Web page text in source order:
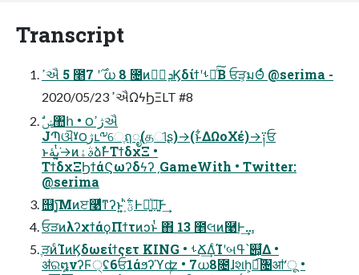
Transcript
ߴઐ 5 ೥࣌ʹ 7 ധ 8 ೔ͷ߹॓ܕϏδίϯʹࢀՃͨ͠Β ਓੜ͕มΘͬͨ @serima -
2020/05/23 ߴઐΩϟϦΞLT #8
JՊଔˠ౦ژւ༸େֶฤೖ(தୀʂ)→(ͱ͋ΔΩοΧέ)→༑ਓ
ͱىۀ→͍͔ͭ͘ͷࣄۀձࣾͰΤϯδχΞ •
ΤϯδχΞϦϯάϚωʔδϟʔˏGameWith • Twitter:
@serima
஫ɿ͓͡͞Μͷੲ࿩ͩͳʔͱ͍͏ ͍ܰؾ࣋ͪͰฉ͍ͯཉ͍͠Ͱ͢
ਓੜͷλʔχϯάϙΠϯτͷͻͱͭ ΋͏ 13 ೥લͷ࿩Ͱ͢…
ֶੜͷͨΊͷϏδωείϯςετ KING • ࢀՃ͢ΔͨΊʹબߟ՝୊͕͋Δ •
ॳର໘νʔϜ੍ʢ6ਓ1άϧʔϓʣ • 7ധ8೔ɺશһ͕ಉ͡৔ॴʹू͏ •